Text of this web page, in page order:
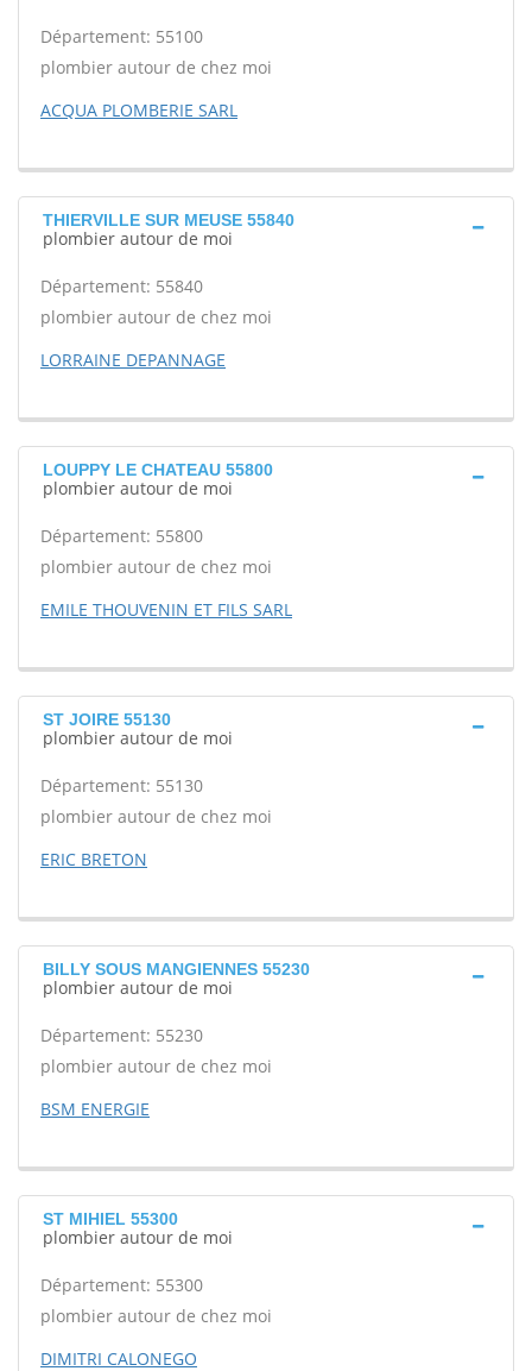
Département: 55100
plombier autour de chez moi
ACQUA PLOMBERIE SARL
THIERVILLE SUR MEUSE 55840
plombier autour de moi
Département: 55840
plombier autour de chez moi
LORRAINE DEPANNAGE
LOUPPY LE CHATEAU 55800
plombier autour de moi
Département: 55800
plombier autour de chez moi
EMILE THOUVENIN ET FILS SARL
ST JOIRE 55130
plombier autour de moi
Département: 55130
plombier autour de chez moi
ERIC BRETON
BILLY SOUS MANGIENNES 55230
plombier autour de moi
Département: 55230
plombier autour de chez moi
BSM ENERGIE
ST MIHIEL 55300
plombier autour de moi
Département: 55300
plombier autour de chez moi
DIMITRI CALONEGO